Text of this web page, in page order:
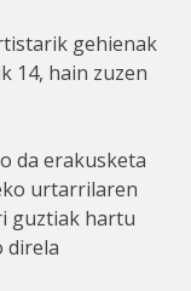
gehienak
14, hain zuzen
da erakusketa
urtarrilaren
guztiak hartu
direla